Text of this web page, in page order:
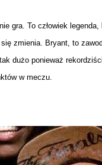
gra. To człowiek
zmienia. Bryant, to
dużo ponieważ
w meczu.